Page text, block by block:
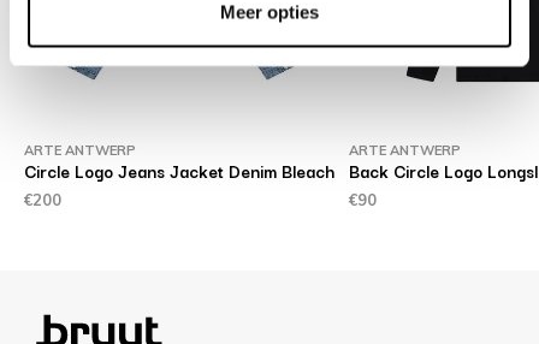
Meer opties
ARTE ANTWERP
Circle Logo Jeans Jacket Denim Bleach
€200
ARTE ANTWERP
Back Circle Logo
€90